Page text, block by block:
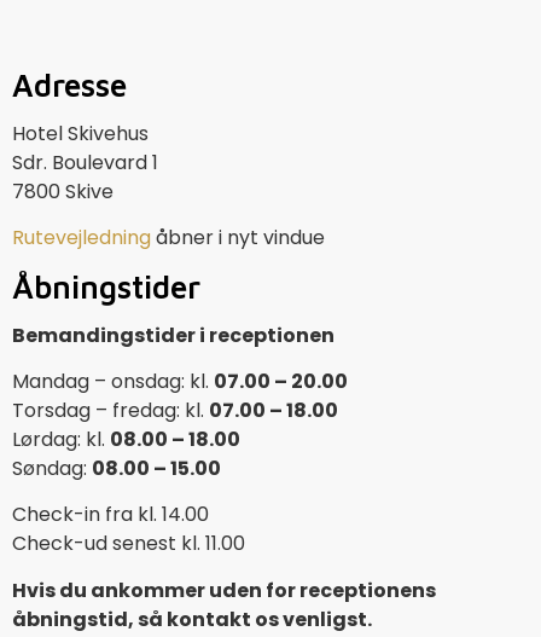
Adresse
Hotel Skivehus
Sdr. Boulevard 1
7800 Skive
Rutevejledningåbner i nyt vindue
Åbningstider
Bemandingstider i receptionen
Mandag – onsdag: kl. 07.00 – 20.00
Torsdag – fredag: kl. 07.00 – 18.00
Lørdag: kl. 08.00 – 18.00
Søndag: 08.00 – 15.00
Check-in fra kl. 14.00
Check-ud senest kl. 11.00
Hvis du ankommer uden for receptionens
åbningstid, så kontakt os venligst.